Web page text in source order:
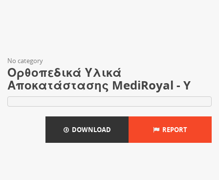
No category
Ορθοπεδικά Υλικά
Αποκατάστασης MediRoyal - Y
DOWNLOAD REPORT